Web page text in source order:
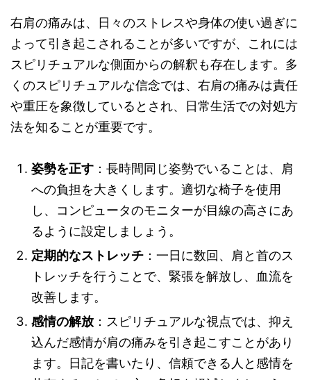
右肩の痛みは、日々のストレスや身体の使い過ぎに
よって引き起こされることが多いですが、これには
スピリチュアルな側面からの解釈も存在します。多
くのスピリチュアルな信念では、右肩の痛みは責任
や重圧を象徴しているとされ、日常生活での対処方
法を知ることが重要です。
姿勢を正す ：長時間同じ姿勢でいることは、肩
への負担を大きくします。適切な椅子を使用
し、コンピュータのモニターが目線の高さにあ
るように設定しましょう。
定期的なストレッチ ：一日に数回、肩と首のス
トレッチを行うことで、緊張を解放し、血流を
改善します。
感情の解放 ：スピリチュアルな視点では、抑え
込んだ感情が肩の痛みを引き起こすことがあり
ます。日記を書いたり、信頼できる人と感情を